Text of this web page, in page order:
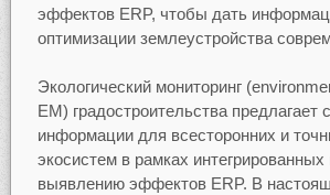
эффектов ERP, чтобы дать
оптимизации землеустройства
Экологический мониторинг
ЕМ) градостроительства предлагает
информации для всесторонних и
экосистем в рамках
выявлению эффектов ERP. В